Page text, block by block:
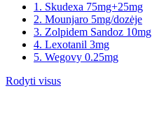
1. Skudexa 75mg+25mg
2. Mounjaro 5mg/dozėje
3. Zolpidem Sandoz 10mg
4. Lexotanil 3mg
5. Wegovy 0.25mg
Rodyti visus